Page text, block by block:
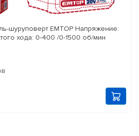
шуруповерт EMTOP Напряжение:
хода: 0-400 /0-1500 об/мин